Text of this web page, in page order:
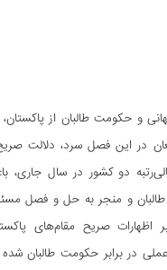
و حکومت طالبان از پاکستان،
در این فصل سرد، دلالت
دو کشور در سال جاری،
و منجر به حل و فصل
اظهارات صریح مقام‌های
در برابر حکومت طالبان شده